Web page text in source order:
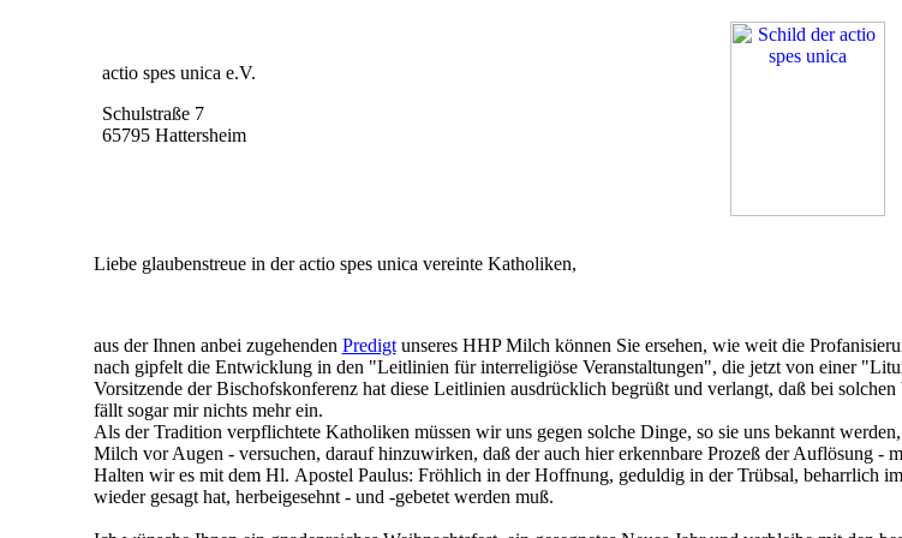
actio spes unica e.V.
Schulstraße 7
65795 Hattersheim
Liebe glaubenstreue in der actio spes unica vereinte Katholiken,
aus der Ihnen anbei zugehenden Predigtunseres HHP Milch können Sie ersehen, wie weit die
nach gipfelt die Entwicklung in den "Leitlinien für interreligiöse Veranstaltungen", die jetzt von einer
Vorsitzende der Bischofskonferenz hat diese Leitlinien ausdrücklich begrüßt und verlangt, daß bei
fällt sogar mir nichts mehr ein.
Als der Tradition verpflichtete Katholiken müssen wir uns gegen solche Dinge, so sie uns bekannt
Milch vor Augen - versuchen, darauf hinzuwirken, daß der auch hier erkennbare Prozeß der Auflösung -
Halten wir es mit dem Hl. Apostel Paulus: Fröhlich in der Hoffnung, geduldig in der Trübsal, beharrlich
wieder gesagt hat, herbeigesehnt - und -gebetet werden muß.